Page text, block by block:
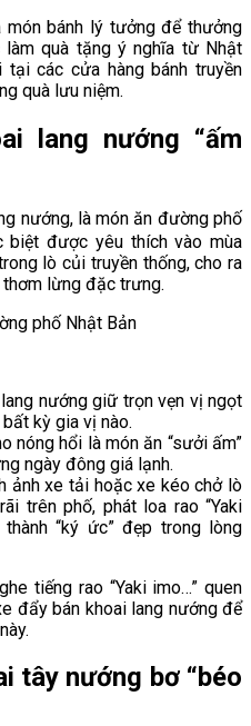
bánh lý tưởng để thưởng
quà tặng ý nghĩa từ Nhật
tại các cửa hàng bánh truyền
quà lưu niệm.
lang nướng “ấm
nướng, là món ăn đường phố
biệt được yêu thích vào mùa
lò củi truyền thống, cho ra
lừng đặc trưng.
nướng giữ trọn vẹn vị ngọt
kỳ gia vị nào.
nóng hổi là món ăn “sưởi ấm”
ngày đông giá lạnh.
ảnh xe tải hoặc xe kéo chở lò
trên phố, phát loa rao “Yaki
“ký ức” đẹp trong lòng
tiếng rao “Yaki imo…” quen
đẩy bán khoai lang nướng để
tây nướng bơ “béo